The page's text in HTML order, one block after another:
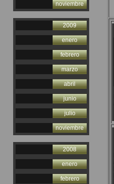
noviembre
2009
enero
febrero
marzo
abril
junio
julio
noviembre
2008
enero
febrero